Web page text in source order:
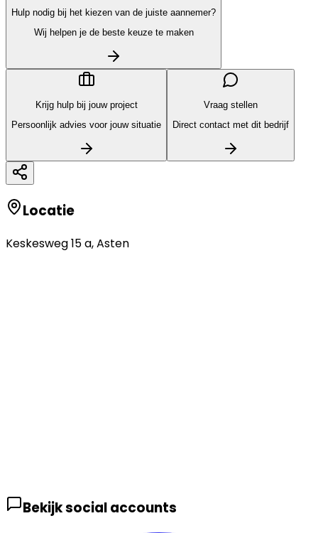
Hulp nodig bij het kiezen van de juiste aannemer?
Wij helpen je de beste keuze te maken
Krijg hulp bij jouw project
Persoonlijk advies voor jouw situatie
Vraag stellen
Direct contact met dit bedrijf
Locatie
Keskesweg 15 a,Asten
Bekijk social accounts